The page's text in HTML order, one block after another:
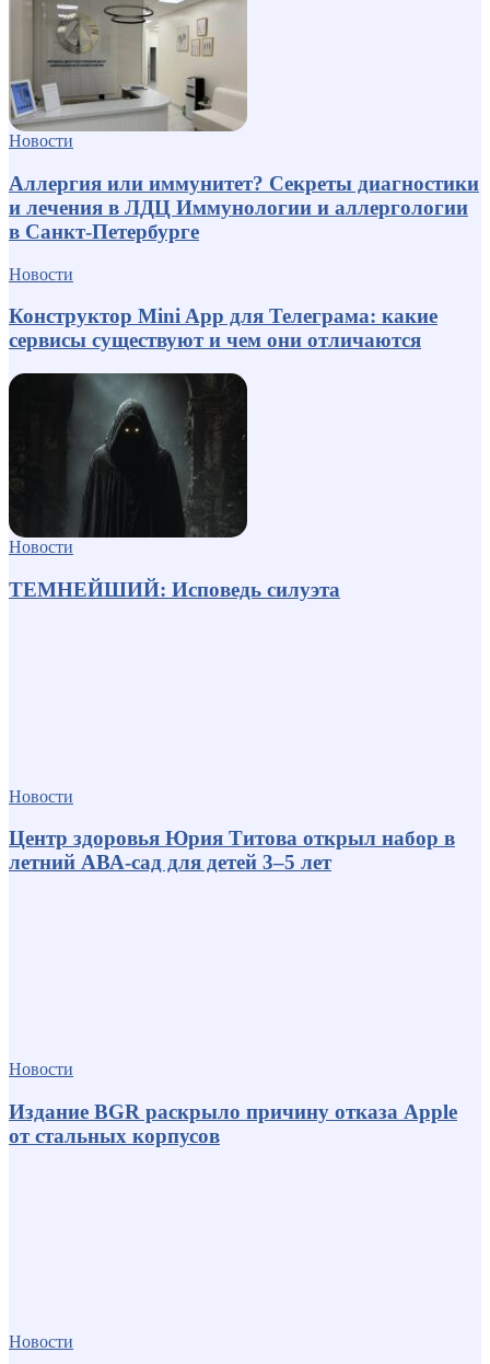
Новости
Аллергия или иммунитет? Секреты диагностики
и лечения в ЛДЦ Иммунологии и аллергологии
в Санкт-Петербурге
Новости
Конструктор Mini App для Телеграма: какие
сервисы существуют и чем они отличаются
Новости
ТЕМНЕЙШИЙ: Исповедь силуэта
Новости
Центр здоровья Юрия Титова открыл набор в
летний АВА-сад для детей 3–5 лет
Новости
Издание BGR раскрыло причину отказа Apple
от стальных корпусов
Новости